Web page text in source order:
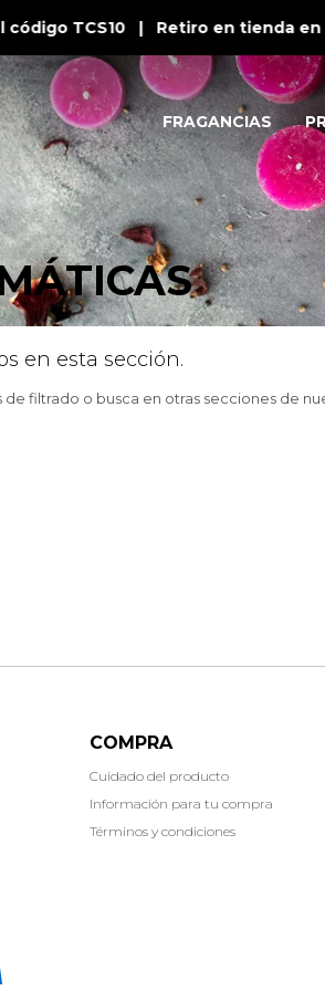
TCS10 | Retiro en tienda
FRAGANCIAS
en esta sección.
filtrado o busca en otras secciones de
COMPRA
Cuidado del producto
Información para tu compra
Términos y condiciones